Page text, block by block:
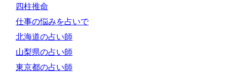
四柱推命
仕事の悩みを占いで
北海道の占い師
山梨県の占い師
東京都の占い師